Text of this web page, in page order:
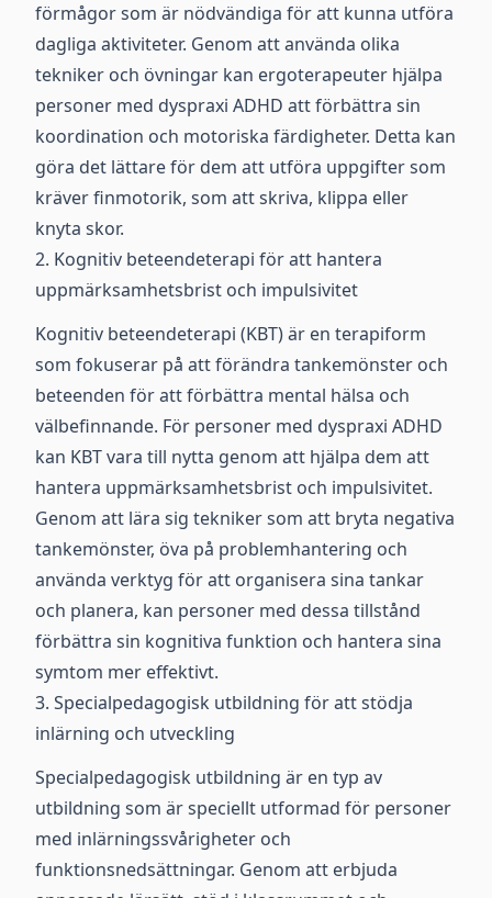
förmågor som är nödvändiga för att kunna utföra
dagliga aktiviteter. Genom att använda olika
tekniker och övningar kan ergoterapeuter hjälpa
personer med dyspraxi ADHD att förbättra sin
koordination och motoriska färdigheter. Detta kan
göra det lättare för dem att utföra uppgifter som
kräver finmotorik, som att skriva, klippa eller
knyta skor.
2. Kognitiv beteendeterapi för att hantera
uppmärksamhetsbrist och impulsivitet
Kognitiv beteendeterapi (KBT) är en terapiform
som fokuserar på att förändra tankemönster och
beteenden för att förbättra mental hälsa och
välbefinnande. För personer med dyspraxi ADHD
kan KBT vara till nytta genom att hjälpa dem att
hantera uppmärksamhetsbrist och impulsivitet.
Genom att lära sig tekniker som att bryta negativa
tankemönster, öva på problemhantering och
använda verktyg för att organisera sina tankar
och planera, kan personer med dessa tillstånd
förbättra sin kognitiva funktion och hantera sina
symtom mer effektivt.
3. Specialpedagogisk utbildning för att stödja
inlärning och utveckling
Specialpedagogisk utbildning är en typ av
utbildning som är speciellt utformad för personer
med inlärningssvårigheter och
funktionsnedsättningar. Genom att erbjuda